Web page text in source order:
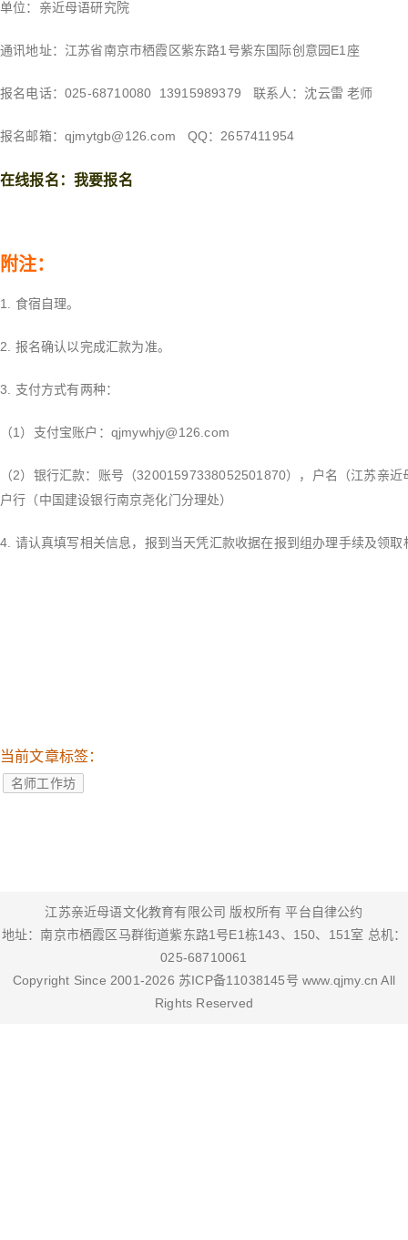
单位：亲近母语研究院
通讯地址：江苏省南京市栖霞区紫东路1号紫东国际创意园E1座
报名电话：025-68710080 13915989379 联系人：沈云雷 老师
报名邮箱：qjmytgb@126.com QQ：2657411954
在线报名： 我要报名
附注：
1. 食宿自理。
2. 报名确认以完成汇款为准。
3. 支付方式有两种：
（1）支付宝账户： qjmywhjy@126.com
（2）银行汇款：账号（32001597338052501870），户名（江苏亲
户行（中国建设银行南京尧化门分理处）
4. 请认真填写相关信息，报到当天凭汇款收据在报到组办理手续及领取
当前文章标签：
名师工作坊
江苏亲近母语文化教育有限公司 版权所有平台自律公约
地址：南京市栖霞区马群街道紫东路1号E1栋143、150、151室 总机：
025-68710061
Copyright Since 2001-2026 苏ICP备11038145号 www.qjmy.cn All
Rights Reserved